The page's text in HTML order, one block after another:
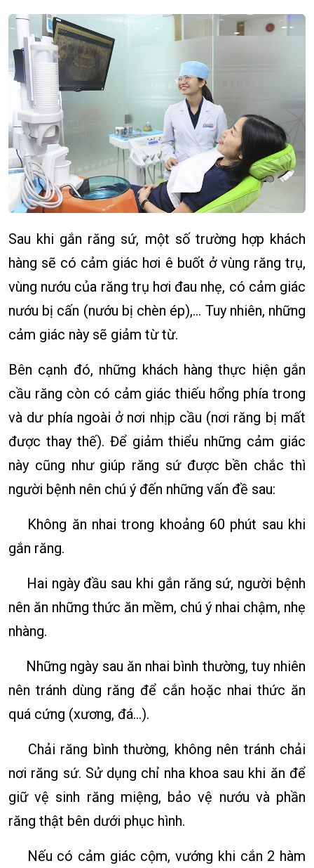
Sau khi gắn răng sứ, một số trường hợp khách
hàng sẽ có cảm giác hơi ê buốt ở vùng răng trụ,
vùng nướu của răng trụ hơi đau nhẹ, có cảm giác
nướu bị cấn (nướu bị chèn ép),… Tuy nhiên, những
cảm giác này sẽ giảm từ từ.
Bên cạnh đó, những khách hàng thực hiện gắn
cầu răng còn có cảm giác thiếu hổng phía trong
và dư phía ngoài ở nơi nhịp cầu (nơi răng bị mất
được thay thế). Để giảm thiểu những cảm giác
này cũng như giúp răng sứ được bền chắc thì
người bệnh nên chú ý đến những vấn đề sau:
Không ăn nhai trong khoảng 60 phút sau khi
gắn răng.
Hai ngày đầu sau khi gắn răng sứ, người bệnh
nên ăn những thức ăn mềm, chú ý nhai chậm, nhẹ
nhàng.
Những ngày sau ăn nhai bình thường, tuy nhiên
nên tránh dùng răng để cắn hoặc nhai thức ăn
quá cứng (xương, đá…).
Chải răng bình thường, không nên tránh chải
nơi răng sứ. Sử dụng chỉ nha khoa sau khi ăn để
giữ vệ sinh răng miệng, bảo vệ nướu và phần
răng thật bên dưới phục hình.
Nếu có cảm giác cộm, vướng khi cắn 2 hàm